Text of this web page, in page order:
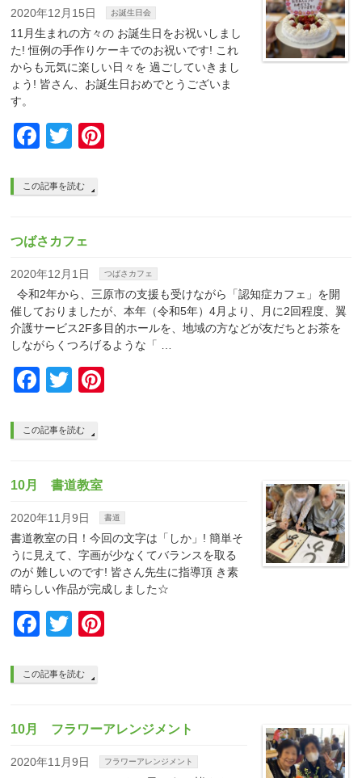
2020年12月15日 お誕生日会
11月生まれの方々の お誕生日をお祝いしまし
た! 恒例の手作りケーキでのお祝いです! これ
からも元気に楽しい日々を 過ごしていきまし
ょう! 皆さん、お誕生日おめでとうございま
す。
Facebook
Twitter
この記事を読む
つばさカフェ
2020年12月1日 つばさカフェ
令和2年から、三原市の支援も受けながら「認知症カフェ」を開
催しておりましたが、本年（令和5年）4月より、月に2回程度、翼
介護サービス2F多目的ホールを、地域の方などが友だちとお茶を
しながらくつろげるような「 …
Facebook
Twitter
この記事を読む
10月 書道教室
2020年11月9日 書道
書道教室の日！今回の文字は「しか」! 簡単そ
うに見えて、字画が少なくてバランスを取る
のが 難しいのです! 皆さん先生に指導頂 き素
晴らしい作品が完成しました☆
Facebook
Twitter
この記事を読む
10月 フラワーアレンジメント
2020年11月9日 フラワーアレンジメント